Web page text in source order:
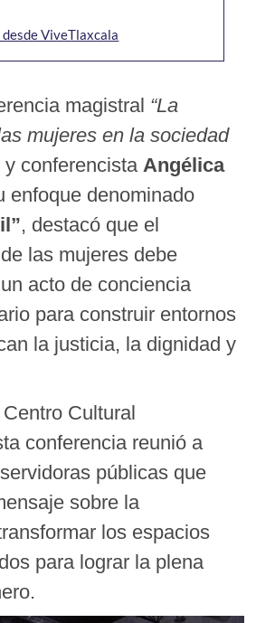
ViveTlaxcala
magistral “La
mujeres en la sociedad
conferencista Angélica
enfoque denominado
, destacó que el
las mujeres debe
acto de conciencia
para construir entornos
la justicia, la dignidad y
Cultural
conferencia reunió a
públicas que
sobre la
los espacios
para lograr la plena